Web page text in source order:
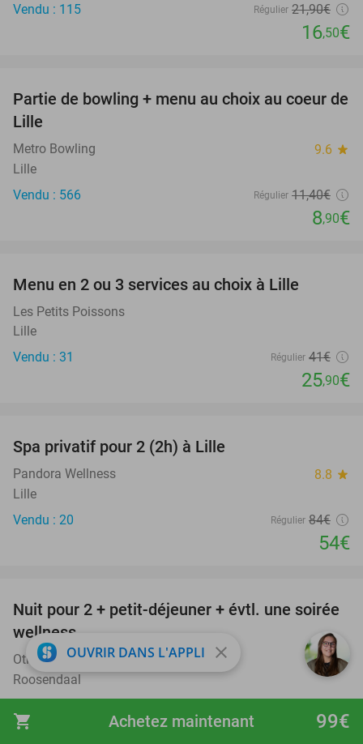
shopping_cart 99€
Achetez maintenant
Vendu : 115
Régulier 21,90€
16,50€
22%
Partie de bowling + menu au choix au coeur de
Lille
Metro Bowling 9.6 star
Lille
Vendu : 566
Régulier 11,40€
8,90€
Menu en 2 ou 3 services au choix à Lille
Les Petits Poissons
Lille
Vendu : 31
Régulier 41€
25,90€
Spa privatif pour 2 (2h) à Lille
Pandora Wellness 8.8 star
Lille
Vendu : 20
Régulier 84€
54€
21%
Nuit pour 2 + petit-déjeuner + évtl. une soirée
wellness
Otium Wellness Hotel 9.5star
Roosendaal
109€
OUVRIR DANS L'APPLI close